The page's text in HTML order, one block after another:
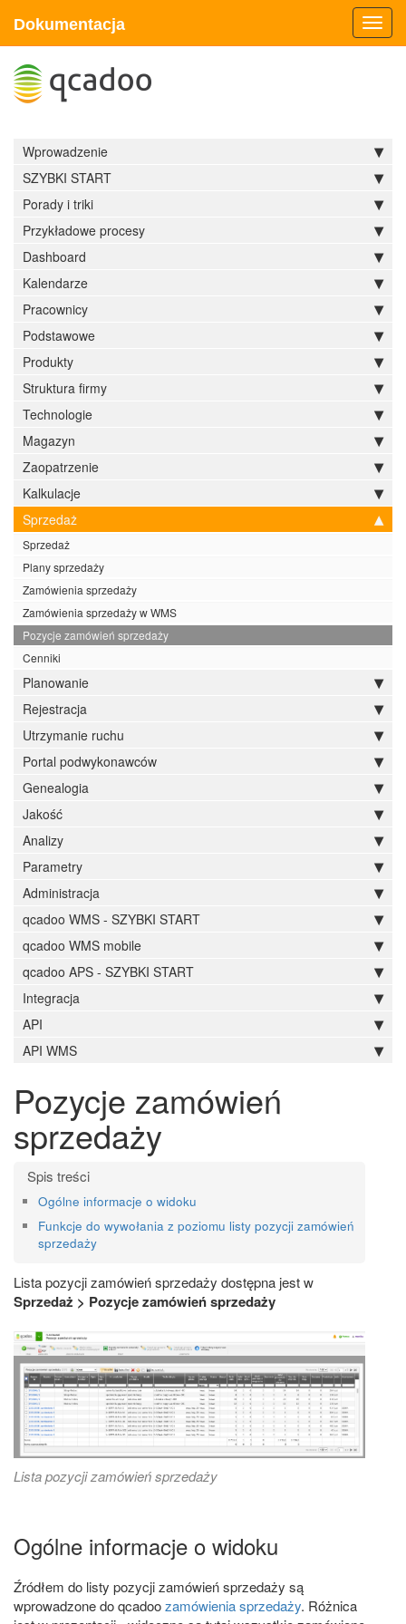
Dokumentacja
Wprowadzenie
SZYBKI START
Porady i triki
Przykładowe procesy
Dashboard
Kalendarze
Pracownicy
Podstawowe
Produkty
Struktura firmy
Technologie
Magazyn
Zaopatrzenie
Kalkulacje
Sprzedaż
Sprzedaż
Plany sprzedaży
Zamówienia sprzedaży
Zamówienia sprzedaży w WMS
Pozycje zamówień sprzedaży
Cenniki
Planowanie
Rejestracja
Utrzymanie ruchu
Portal podwykonawców
Genealogia
Jakość
Analizy
Parametry
Administracja
qcadoo WMS - SZYBKI START
qcadoo WMS mobile
qcadoo APS - SZYBKI START
Integracja
API
API WMS
Pozycje zamówień
sprzedaży
Ogólne informacje o widoku
Funkcje do wywołania z poziomu listy pozycji zamówień
sprzedaży
Lista pozycji zamówień sprzedaży dostępna jest w
Sprzedaż > Pozycje zamówień sprzedaży
Lista pozycji zamówień sprzedaży
Ogólne informacje o widoku
Źródłem do listy pozycji zamówień sprzedaży są
wprowadzone do qcadoozamówienia sprzedaży. Różnica